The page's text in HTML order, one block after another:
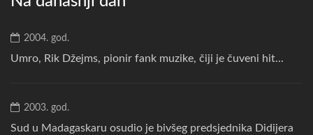
2004. god.
Umro, Rik Džejms, pionir fank muzike, čiji je čuveni hit...
2003. god.
Sud u Madagaskaru osudio je bivšeg predsjednika Didijera